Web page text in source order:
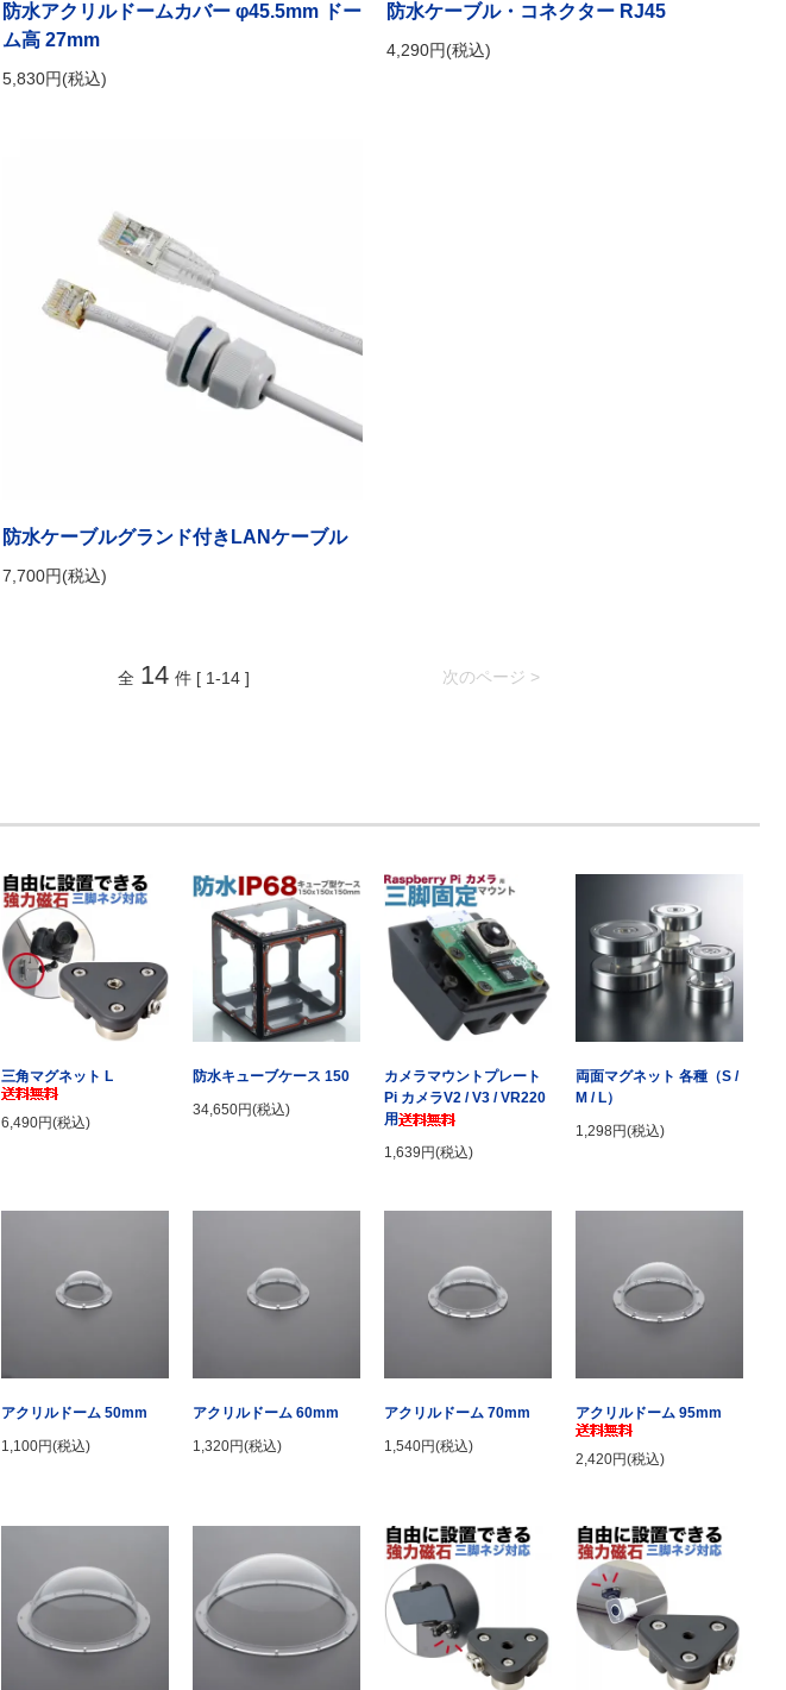
防水アクリルドームカバー φ45.5mm ドー
ム高 27mm
5,830円(税込)
防水ケーブル・コネクター RJ45
4,290円(税込)
防水ケーブルグランド付きLANケーブル
7,700円(税込)
次のページ >
全 14 件 [ 1-14 ]
三角マグネット L
6,490円(税込)
防水キューブケース 150
34,650円(税込)
カメラマウントプレート
Pi カメラV2 / V3 / VR220
用
1,639円(税込)
両面マグネット 各種（S /
M / L）
1,298円(税込)
アクリルドーム 50mm
1,100円(税込)
アクリルドーム 60mm
1,320円(税込)
アクリルドーム 70mm
1,540円(税込)
アクリルドーム 95mm
2,420円(税込)